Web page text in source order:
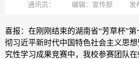
通讯员： 编辑：宣传部 发
喜报：在刚刚结束的湖南省“芳草杯”
彻习近平新时代中国特色社会主义思
究性学习成果竞赛中，我校参赛团队